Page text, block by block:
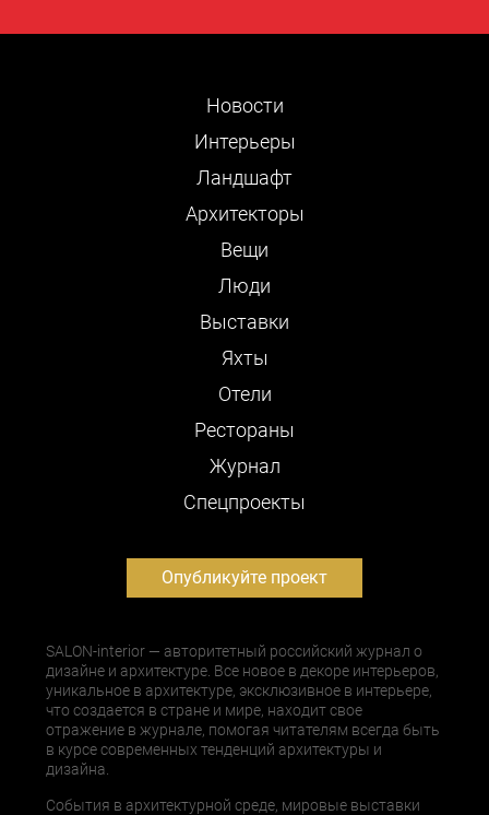
Новости
Интерьеры
Ландшафт
Архитекторы
Вещи
Люди
Выставки
Яхты
Отели
Рестораны
Журнал
Cпецпроекты
Опубликуйте проект
SALON-interior — авторитетный российский журнал о
дизайне и архитектуре. Все новое в декоре интерьеров,
уникальное в архитектуре, эксклюзивное в интерьере,
что создается в стране и мире, находит свое
отражение в журнале, помогая читателям всегда быть
в курсе современных тенденций архитектуры и
дизайна.
События в архитектурной среде, мировые выставки